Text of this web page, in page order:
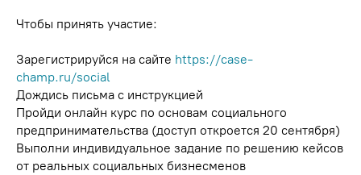
Чтобы принять участие:
Зарегистрируйся на сайте https://case-
champ.ru/social
Дождись письма с инструкцией
Пройди онлайн курс по основам социального
предпринимательства (доступ откроется 20 сентября)
Выполни индивидуальное задание по решению кейсов
от реальных социальных бизнесменов